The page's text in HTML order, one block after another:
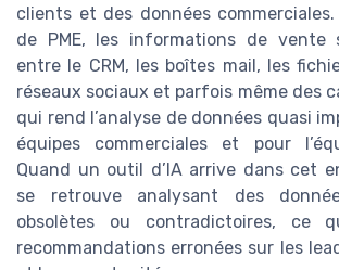
clients et des données
de PME, les informations de vente
entre le CRM, les boîtes mail, les
réseaux sociaux et parfois même des
qui rend l’analyse de données quasi
équipes commerciales et pour
Quand un outil d’IA arrive dans cet
se retrouve analysant des
obsolètes ou contradictoires, ce
recommandations erronées sur les